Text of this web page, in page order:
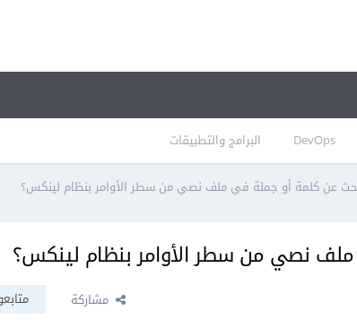
DevOps البرامج والتطبيقات
عن كلمة أو جملة في ملف نصي من سطر الأوامر بنظام لينكس؟
نصي من سطر الأوامر بنظام لينكس؟
مشاركة